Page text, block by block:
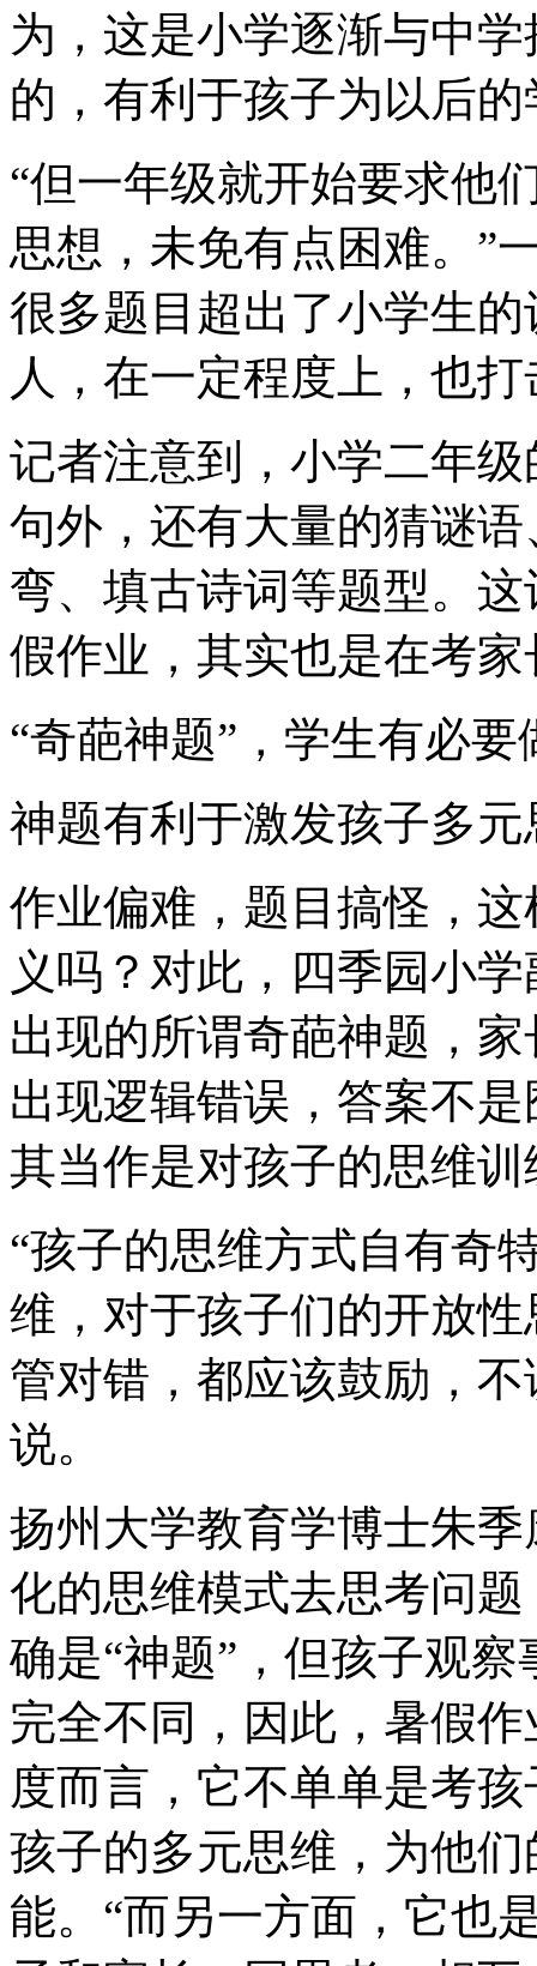
为，这是小学逐渐与中
的，有利于孩子为以后
“但一年级就开始要求他
思想，未免有点困难。”
很多题目超出了小学生
人，在一定程度上，也
记者注意到，小学二年
句外，还有大量的猜谜
弯、填古诗词等题型。
假作业，其实也是在考家
“奇葩神题”，学生有必要
神题有利于激发孩子多元
作业偏难，题目搞怪，
义吗？对此，四季园小
出现的所谓奇葩神题，
出现逻辑错误，答案不
其当作是对孩子的思维
“孩子的思维方式自有奇
维，对于孩子们的开放
管对错，都应该鼓励，
说。
扬州大学教育学博士朱
化的思维模式去思考问
确是“神题”，但孩子观
完全不同，因此，暑假
度而言，它不单单是考
孩子的多元思维，为他
能。“而另一方面，它也